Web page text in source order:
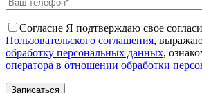
Согласие Я подтверждаю свое
Пользовательского соглашения,
обработку персональных данных,
оператора в отношении обработки